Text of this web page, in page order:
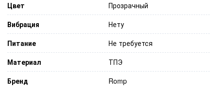
Цвет
Прозрачный
Вибрация
Нету
Питание
Не требуется
Материал
ТПЭ
Бренд
Romp